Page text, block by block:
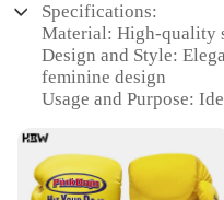
Specifications:
Material: High-quality
Design and Style:
feminine design
Usage and Purpose:
Type and Category:
designed for women
Performance and